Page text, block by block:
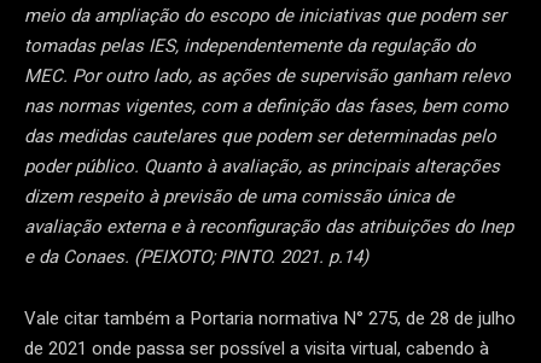
meio da ampliação do escopo de iniciativas que podem ser
tomadas pelas IES, independentemente da regulação do
MEC. Por outro lado, as ações de supervisão ganham relevo
nas normas vigentes, com a definição das fases, bem como
das medidas cautelares que podem ser determinadas pelo
poder público. Quanto à avaliação, as principais alterações
dizem respeito à previsão de uma comissão única de
avaliação externa e à reconfiguração das atribuições do Inep
e da Conaes. (PEIXOTO; PINTO. 2021. p.14)
Vale citar também a Portaria normativa N° 275, de 28 de julho
de 2021 onde passa ser possível a visita virtual, cabendo à